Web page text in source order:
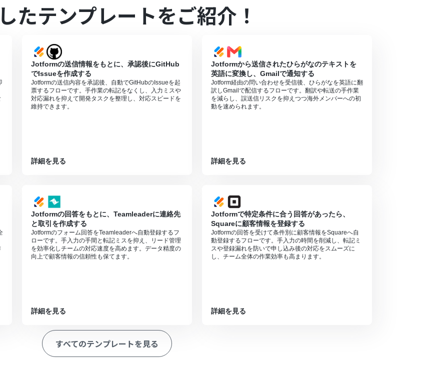
Yoomを連携してください。
は「JotformのWebhook設定と最新回答取得方法について
」をご参照ください。
ランと一般法人向けプラン（Microsoft365 Business）があり、一般法人向けプランに加入していない場合には認証
ーションの設定に関しては「
【Excel】データベースを操作するオペレーションの設定に関して
たテンプレートをご紹介！
Jotformの送信情報をもとに、承認後にGitHub
でIssueを作成する
Jotformの送信内容を承認後、自動でGitHubのIssueを起
票するフローです。手作業の転記をなくし、入力ミスや
対応漏れを抑えて開発タスクを整理し、対応スピードを
維持できます。
詳細を見る
Jotformから送信されたひらがなのテキストを
英語に変換し、Gmailで通知する
Jotform経由の問い合わせを受信後、ひらがなを英語に翻
訳しGmailで配信するフローです。翻訳や転送の手作業
を減らし、誤送信リスクを抑えつつ海外メンバーへの初
動を速められます。
詳細を見る
Jotformの回答をもとに、Teamleaderに連絡先
と取引を作成する
Jotformのフォーム回答をTeamleaderへ自動登録するフ
ローです。手入力の手間と転記ミスを抑え、リード管理
を効率化しチームの対応速度を高めます。データ精度の
向上で顧客情報の信頼性も保てます。
詳細を見る
Jotformで特定条件に合う回答があったら、
Squareに顧客情報を登録する
Jotformの回答を受けて条件別に顧客情報をSquareへ自
動登録するフローです。手入力の時間を削減し、転記ミ
スや登録漏れを防いで申し込み後の対応をスムーズに
し、チーム全体の作業効率も高まります。
詳細を見る
すべてのテンプレートを見る